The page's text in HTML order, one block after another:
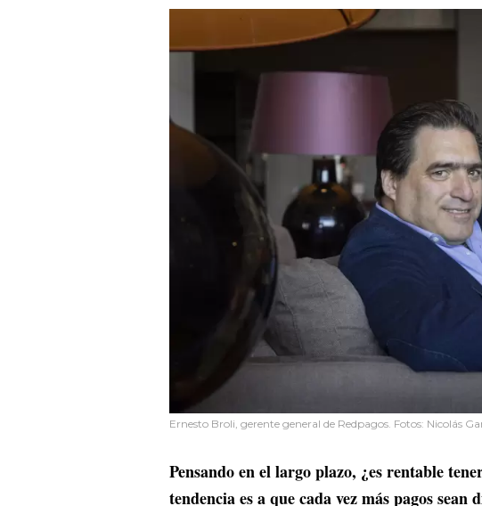
Ernesto Broli, gerente general de Redpagos. Fotos: Nicolás
Pensando en el largo plazo, ¿es rentable
tendencia es a que cada vez más pagos sean